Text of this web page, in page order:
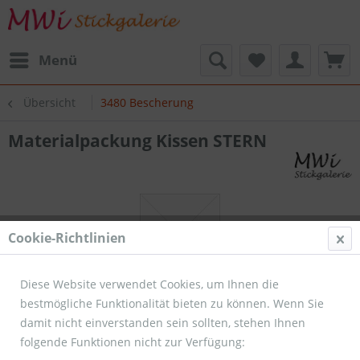
Menü
Übersicht 3480 Bescherung
Materialpackung Kissen STERN
Cookie-Richtlinien
Diese Website verwendet Cookies, um Ihnen die
bestmögliche Funktionalität bieten zu können. Wenn Sie
damit nicht einverstanden sein sollten, stehen Ihnen
folgende Funktionen nicht zur Verfügung: